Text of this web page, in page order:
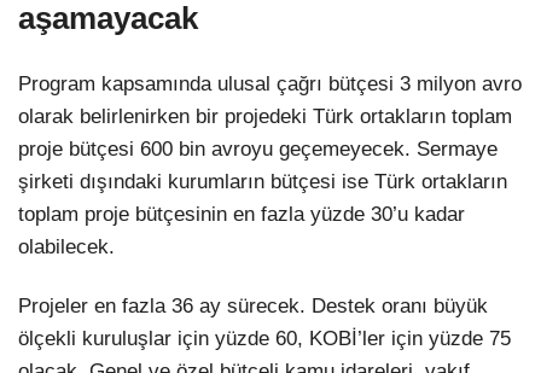
aşamayacak
Program kapsamında ulusal çağrı bütçesi 3 milyon avro
olarak belirlenirken bir projedeki Türk ortakların toplam
proje bütçesi 600 bin avroyu geçemeyecek. Sermaye
şirketi dışındaki kurumların bütçesi ise Türk ortakların
toplam proje bütçesinin en fazla yüzde 30’u kadar
olabilecek.
Projeler en fazla 36 ay sürecek. Destek oranı büyük
ölçekli kuruluşlar için yüzde 60, KOBİ’ler için yüzde 75